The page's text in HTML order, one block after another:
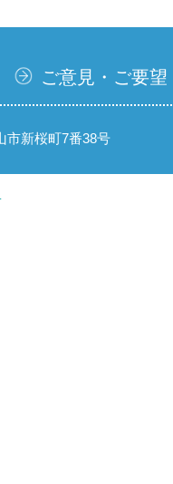
ご意見・ご要望
新桜町7番38号